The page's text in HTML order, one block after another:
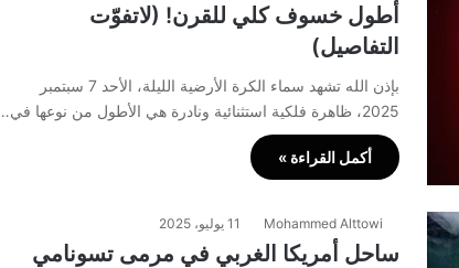
أطول خسوف كلي للقرن! (لاتفوّت
التفاصيل)
بإذن الله تشهد سماء الكرة الأرضية الليلة، الأحد 7 سبتمبر
2025، ظاهرة فلكية استثنائية ونادرة هي الأطول من نوعها في…
أكمل القراءة »
Mohammed Alttowi 11 يوليو، 2025
ساحل أمريكا الغربي في مرمى تسونامي